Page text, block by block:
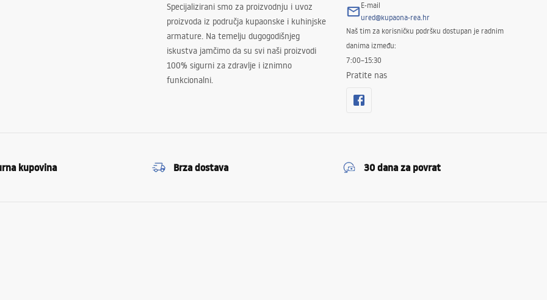
Specijalizirani smo za proizvodnju i uvoz
proizvoda iz područja kupaonske i kuhinjske
armature. Na temelju dugogodišnjeg
iskustva jamčimo da su svi naši proizvodi
100% sigurni za zdravlje i iznimno
funkcionalni.
E-mail
ured@kupaona-rea.hr
Naš tim za korisničku podršku dostupan je radnim
danima između:
7:00–15:30
Pratite nas
kupovina Brza dostava 30 dana za povrat